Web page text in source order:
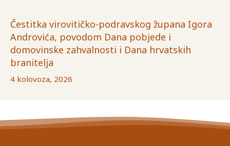
Čestitka virovitičko-podravskog župana Igora
Androvića, povodom Dana pobjede i
domovinske zahvalnosti i Dana hrvatskih
branitelja
4 kolovoza, 2026